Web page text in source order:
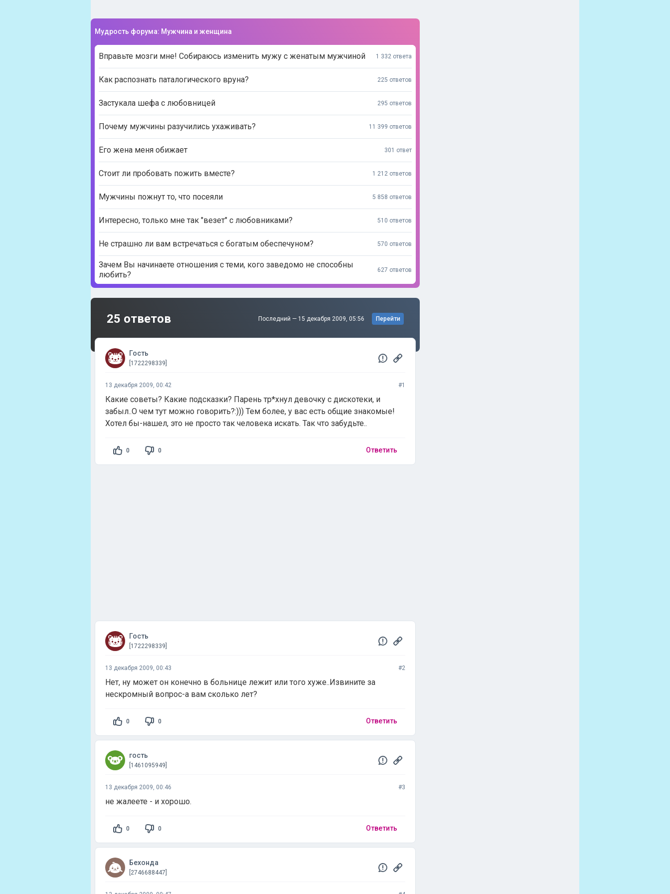
Мудрость форума: Мужчина и женщина
Вправьте мозги мне! Собираюсь изменить мужу с женатым мужчиной 1 332 ответа
Как распознать паталогического вруна? 225 ответов
Застукала шефа с любовницей 295 ответов
Почему мужчины разучились ухаживать? 11 399 ответов
Его жена меня обижает 301 ответ
Стоит ли пробовать пожить вместе? 1 212 ответов
Мужчины пожнут то, что посеяли 5 858 ответов
Интересно, только мне так "везет" с любовниками? 510 ответов
Не страшно ли вам встречаться с богатым обеспечуном? 570 ответов
Зачем Вы начинаете отношения с теми, кого заведомо не способны
любить?
627 ответов
25 ответов Последний — 15 декабря 2009, 05:56 Перейти
Гость
[1722298339]
13 декабря 2009, 00:42 #1
Какие советы? Какие подсказки? Парень тр*хнул девочку с дискотеки, и
забыл..О чем тут можно говорить?:))) Тем более, у вас есть общие знакомые!
Хотел бы-нашел, это не просто так человека искать. Так что забудьте..
0 0 Ответить
Гость
[1722298339]
13 декабря 2009, 00:43 #2
Нет, ну может он конечно в больнице лежит или того хуже..Извините за
нескромный вопрос-а вам сколько лет?
0 0 Ответить
гость
[1461095949]
13 декабря 2009, 00:46 #3
не жалеете - и хорошо.
0 0 Ответить
Бехонда
[2746688447]